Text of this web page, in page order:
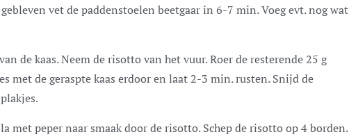
vet de paddenstoelen beetgaar in 6-7 min. Voeg evt. nog wat
de kaas. Neem de risotto van het vuur. Roer de resterende 25 g
met de geraspte kaas erdoor en laat 2-3 min. rusten. Snijd de
met peper naar smaak door de risotto. Schep de risotto op 4 borden.